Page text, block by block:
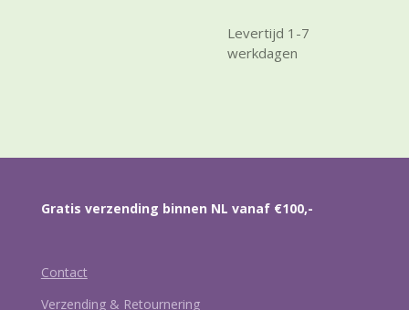
Levertijd 1-7
werkdagen
Gratis verzending binnen NL vanaf €100,-
Contact
Verzending & Retournering